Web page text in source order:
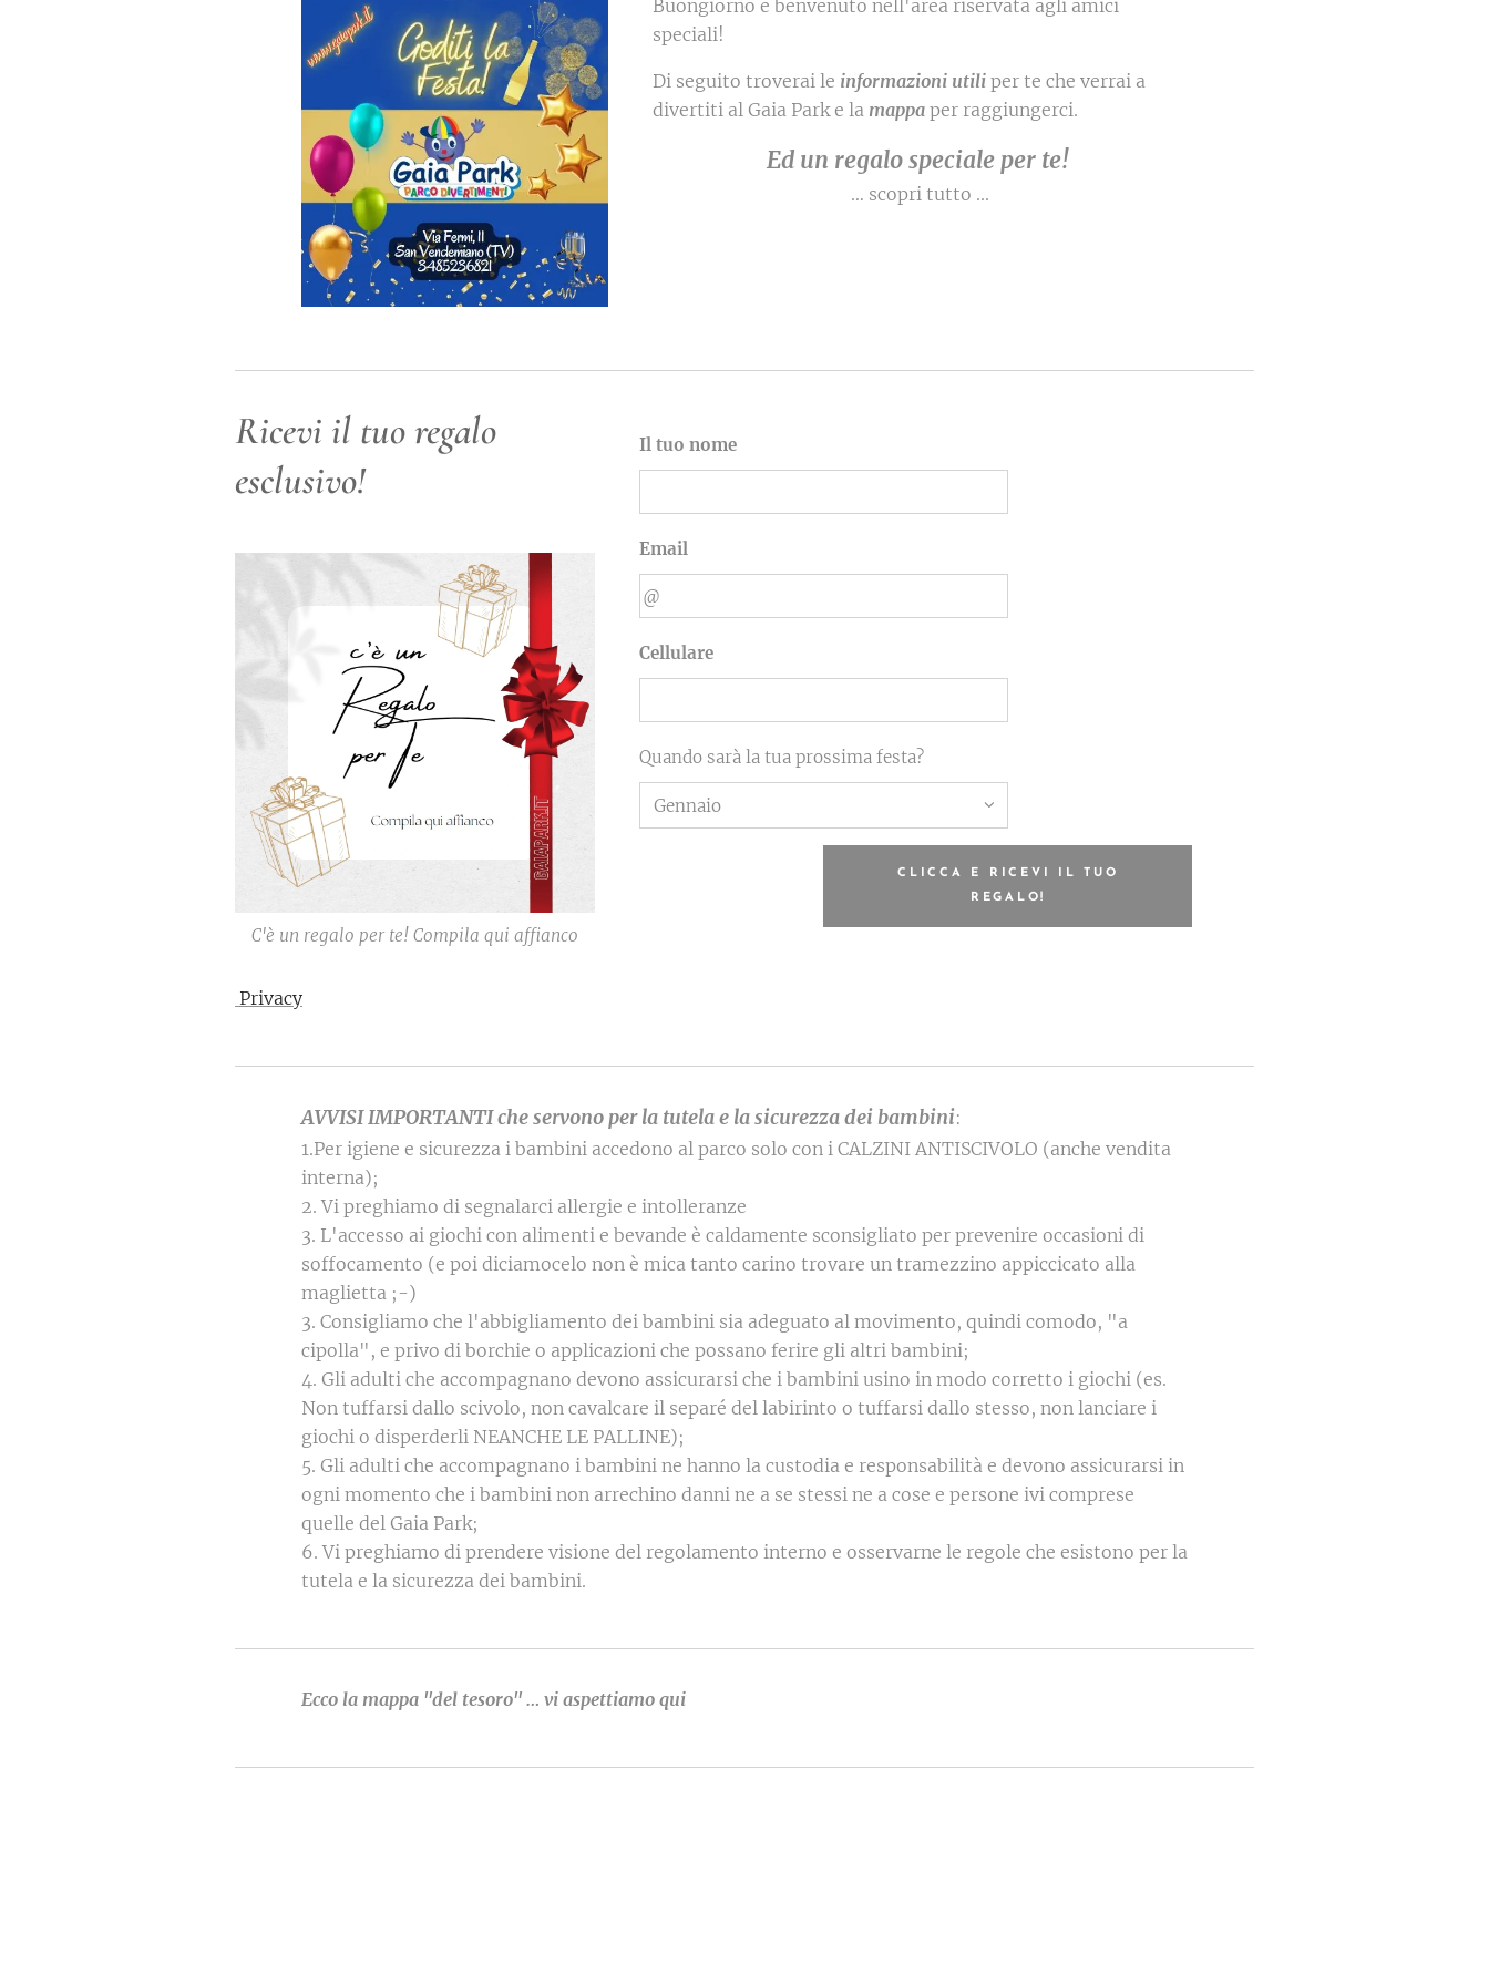
Buongiorno e benvenuto nell'area riservata agli amici
speciali!
Di seguito troverai le informazioni utili per te che verrai a
divertiti al Gaia Park e la mappaper raggiungerci.
Ed un regalo speciale per te!
… scopri tutto ...
Ricevi il tuo regalo
esclusivo!
C'è un regalo per te! Compila qui affianco
Privacy
Il tuo nome
Email
Cellulare
Quando sarà la tua prossima festa?
CLICCA E RICEVI IL TUO
REGALO!
AVVISI IMPORTANTI che servono per la tutela e la sicurezza dei bambini:
1.Per igiene e sicurezza i bambini accedono al parco solo con i CALZINI ANTISCIVOLO (anche vendita
interna);
2. Vi preghiamo di segnalarci allergie e intolleranze
3. L'accesso ai giochi con alimenti e bevande è caldamente sconsigliato per prevenire occasioni di
soffocamento (e poi diciamocelo non è mica tanto carino trovare un tramezzino appiccicato alla
maglietta ;-)
3. Consigliamo che l'abbigliamento dei bambini sia adeguato al movimento, quindi comodo, "a
cipolla", e privo di borchie o applicazioni che possano ferire gli altri bambini;
4. Gli adulti che accompagnano devono assicurarsi che i bambini usino in modo corretto i giochi (es.
Non tuffarsi dallo scivolo, non cavalcare il separé del labirinto o tuffarsi dallo stesso, non lanciare i
giochi o disperderli NEANCHE LE PALLINE);
5. Gli adulti che accompagnano i bambini ne hanno la custodia e responsabilità e devono assicurarsi in
ogni momento che i bambini non arrechino danni ne a se stessi ne a cose e persone ivi comprese
quelle del Gaia Park;
6. Vi preghiamo di prendere visione del regolamento interno e osservarne le regole che esistono per la
tutela e la sicurezza dei bambini.
Ecco la mappa "del tesoro" … vi aspettiamo qui